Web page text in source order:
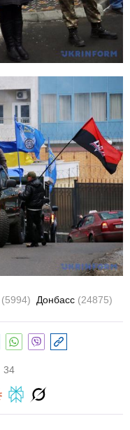
(5994) Донбасс (24875)
34